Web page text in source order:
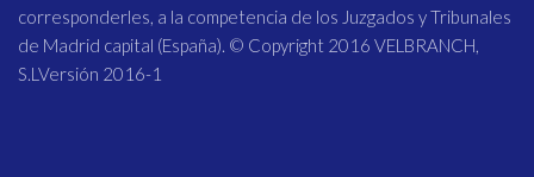
corresponderles, a la competencia de los Juzgados y Tribunales
de Madrid capital (España). © Copyright 2016 VELBRANCH,
S.LVersión 2016-1